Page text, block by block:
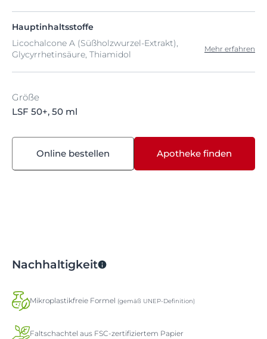
Hauptinhaltsstoffe
Licochalcone A (Süßholzwurzel-Extrakt),
Glycyrrhetinsäure, Thiamidol
Mehr erfahren
Größe
LSF 50+, 50 ml
Online bestellen Apotheke finden
Nachhaltigkeit
Mikroplastikfreie Formel (gemäß UNEP-Definition)
Faltschachtel aus FSC-zertifiziertem Papier